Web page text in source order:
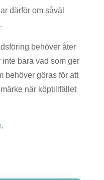
därför om såväl
behöver åter
bara vad som ger
behöver göras för att
när köptillfället
.